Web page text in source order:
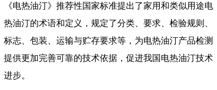
《电热油汀》推荐性国家标准提出了家用和类似用途电
热油汀的术语和定义，规定了分类、要求、检验规则、
标志、包装、运输与贮存要求等，为电热油汀产品检测
提供更加完善可靠的技术依据，促进我国电热油汀技术
进步。